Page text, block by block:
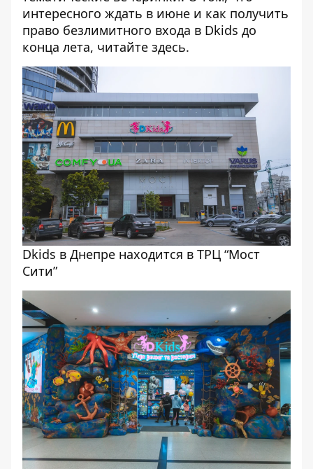
интересного ждать в июне и как получить
право безлимитного входа в Dkids до
конца лета, читайте здесь.
Dkids в Днепре находится в ТРЦ “Мост
Сити”